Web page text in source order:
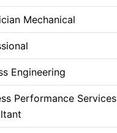
Mechanical
Engineering
Performance Services